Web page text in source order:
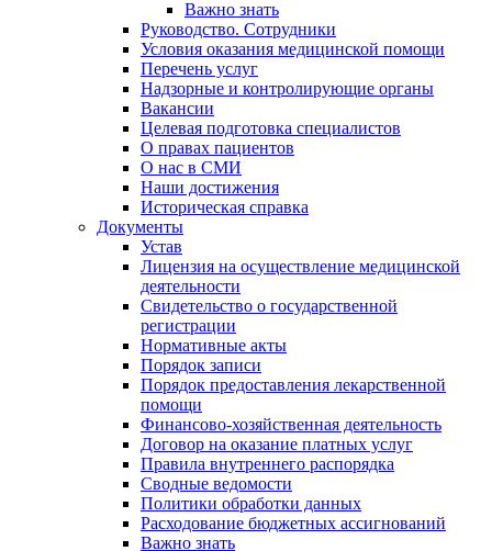
Важно знать
Руководство. Сотрудники
Условия оказания медицинской помощи
Перечень услуг
Надзорные и контролирующие органы
Вакансии
Целевая подготовка специалистов
О правах пациентов
О нас в СМИ
Наши достижения
Историческая справка
Документы
Устав
Лицензия на осуществление медицинской
деятельности
Свидетельство о государственной
регистрации
Нормативные акты
Порядок записи
Порядок предоставления лекарственной
помощи
Финансово-хозяйственная деятельность
Договор на оказание платных услуг
Правила внутреннего распорядка
Сводные ведомости
Политики обработки данных
Расходование бюджетных ассигнований
Важно знать